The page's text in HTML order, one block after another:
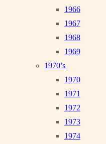
1966
1967
1968
1969
1970’s
1970
1971
1972
1973
1974